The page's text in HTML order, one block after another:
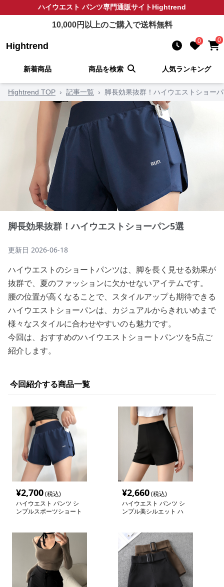
ハイウエスト パンツ専門通販サイトHightrend
10,000円以上のご購入で送料無料
Hightrend 0 0
新着商品 商品を検索 人気ランキング
Hightrend TOP › 記事一覧 › 脚長効果抜群！ハイウエストショー
脚長効果抜群！ハイウエストショーパン5選
更新日 2026-06-18
ハイウエストのショートパンツは、脚を長く見せる効果が
抜群で、夏のファッションに欠かせないアイテムです。
腰の位置が高くなることで、スタイルアップも期待できる
ハイウエストショーパンは、カジュアルからきれいめまで
様々なスタイルに合わせやすいのも魅力です。
今回は、おすすめのハイウエストショートパンツを5点ご
紹介します。
今回紹介する商品一覧
¥2,700(税込)
ハイウエスト パンツ シ
ンプルスポーツショート
¥2,660(税込)
ハイウエスト パンツ シ
ンプル美シルエット ハ